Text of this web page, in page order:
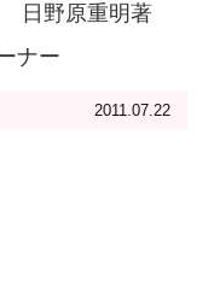
日野原重明著
ナー
2011.07.22